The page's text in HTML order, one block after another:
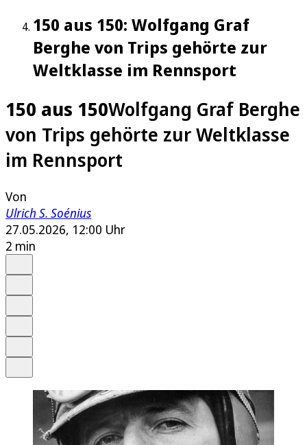
150 aus 150: Wolfgang Graf
Berghe von Trips gehörte zur
Weltklasse im Rennsport
150 aus 150Wolfgang Graf Berghe
von Trips gehörte zur Weltklasse
im Rennsport
Von
Ulrich S. Soénius
27.05.2026, 12:00 Uhr
2 min